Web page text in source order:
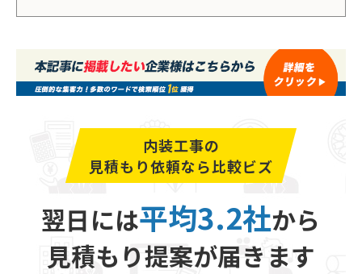
内装工事の
見積もり依頼なら比較ビズ
翌日には平均3.2社から
見積もり提案が届きます